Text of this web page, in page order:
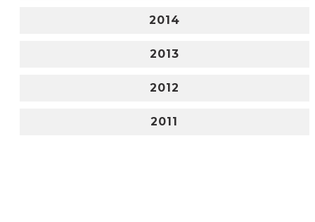
2014
2013
2012
2011